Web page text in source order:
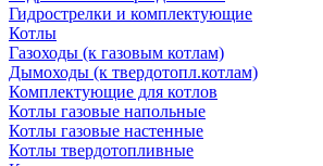
Гидрострелки и комплектующие
Котлы
Газоходы (к газовым котлам)
Дымоходы (к твердотопл.котлам)
Комплектующие для котлов
Котлы газовые напольные
Котлы газовые настенные
Котлы твердотопливные